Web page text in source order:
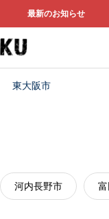
最新のお知らせ
東大阪市
河内長野市